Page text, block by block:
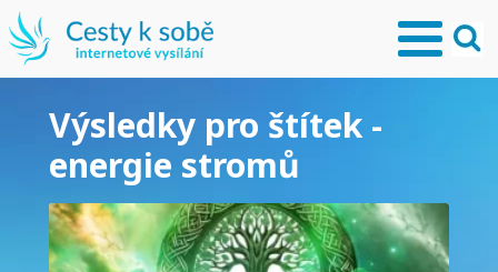
Výsledky pro štítek -
energie stromů